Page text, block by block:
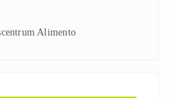
Alimento